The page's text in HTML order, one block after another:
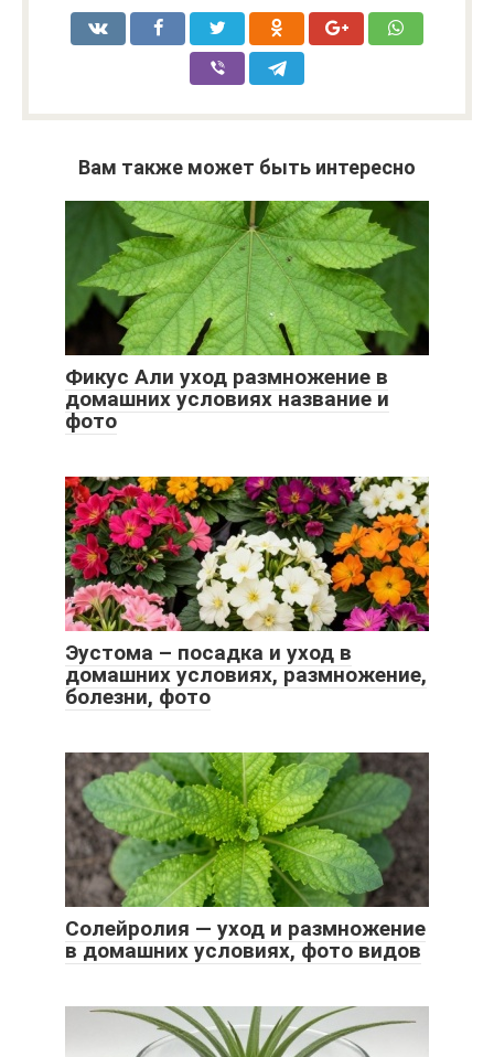
Вам также может быть интересно
Фикус Али уход размножение в
домашних условиях название и
фото
Эустома – посадка и уход в
домашних условиях, размножение,
болезни, фото
Солейролия — уход и размножение
в домашних условиях, фото видов